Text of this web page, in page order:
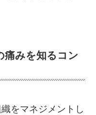
痛みを知るコン
をマネジメントし